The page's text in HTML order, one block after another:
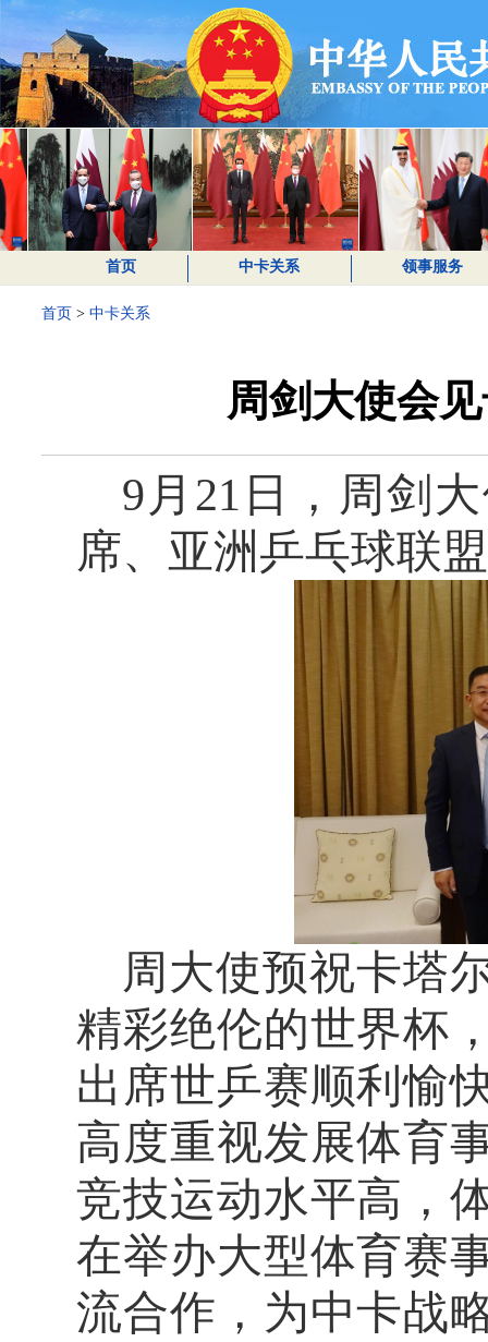
首页 中卡关系 领事服务
首页 > 中卡关系
周剑大使会
9 月 21 日，周剑
席、亚洲乒乓球联
周大使预祝卡塔
精彩绝伦的世界杯
出席世乒赛顺利愉
高度重视发展体育
竞技运动水平高，
在举办大型体育赛
流合作，为中卡战